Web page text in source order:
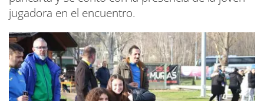
jugadora en el encuentro.